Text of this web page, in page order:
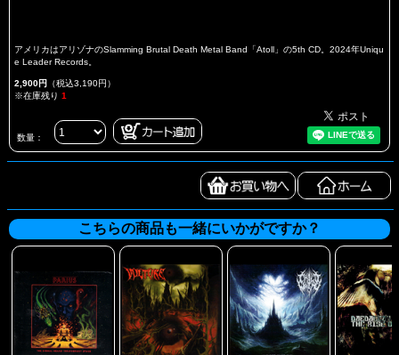
アメリカはアリゾナのSlamming Brutal Death Metal Band「Atoll」の5th CD。2024年Uniqu
e Leader Records。
2,900円 （税込3,190円）
※在庫残り 1
数量：
こちらの商品も一緒にいかがですか？